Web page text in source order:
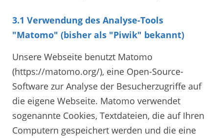
3.1 Verwendung des Analyse-Tools
"Matomo" (bisher als "Piwik" bekannt)
Unsere Webseite benutzt Matomo
(https://matomo.org/), eine Open-Source-
Software zur Analyse der Besucherzugriffe auf
die eigene Webseite. Matomo verwendet
sogenannte Cookies, Textdateien, die auf Ihren
Computern gespeichert werden und die eine